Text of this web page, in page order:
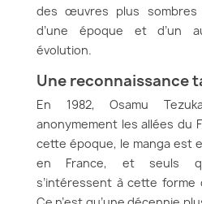
des œuvres plus sombres
d’une époque et d’un
évolution.
Une reconnaissance
En 1982, Osamu
anonymement les allées du
cette époque, le manga est
en France, et seuls
s’intéressent à cette forme